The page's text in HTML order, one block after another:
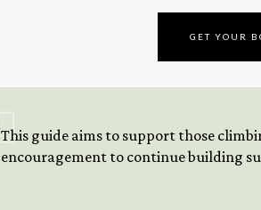
GET YOUR
This guide aims to support those
encouragement to continue building